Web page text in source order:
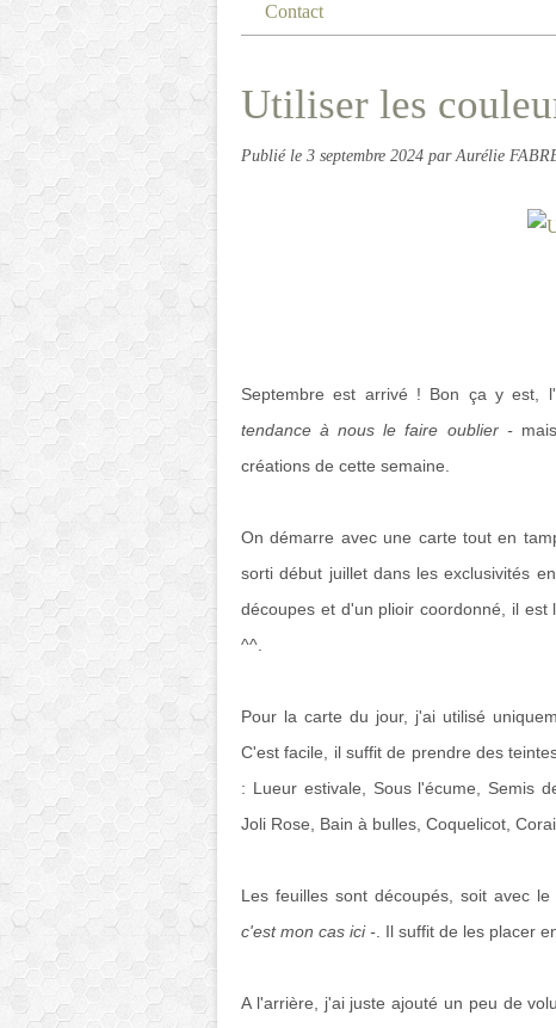
Contact
Utiliser les
Publié le 3 septembre 2024 par Aurélie
Septembre est arrivé ! Bon ça y est,
tendance à nous le faire oublier -
créations de cette semaine.
On démarre avec une carte tout en
sorti début juillet dans les exclusivités
découpes et d'un plioir coordonné, il
^^.
Pour la carte du jour, j'ai utilisé
C'est facile, il suffit de prendre des
: Lueur estivale, Sous l'écume, Semis
Joli Rose, Bain à bulles, Coquelicot,
Les feuilles sont découpés, soit avec
c'est mon cas ici - . Il suffit de les placer
A l'arrière, j'ai juste ajouté un peu de